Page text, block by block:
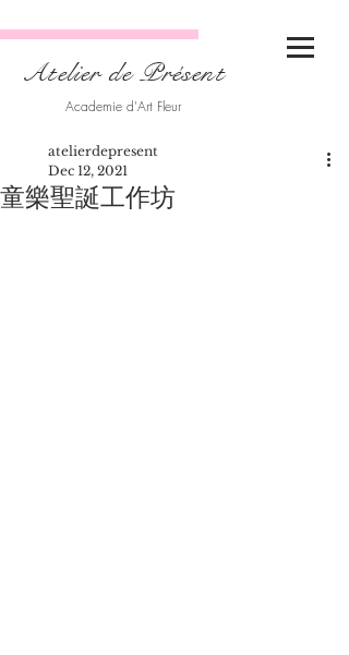
Atelier de Présent
Academie d'Art Fleur
童樂聖誕工作坊
atelierdepresent
Dec 12, 2021